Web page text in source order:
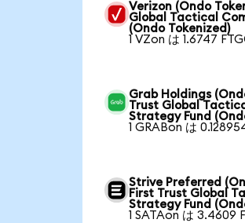
Verizon (Ondo
Global Tactical
(Ondo Tokenized)
1 VZon は 1.6747
Grab Holdings
Trust Global
Strategy Fund
1 GRABon は
Strive Preferred
First Trust Global
Strategy Fund
1 SATAon は 3.4609